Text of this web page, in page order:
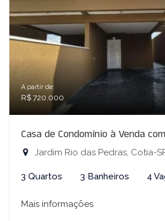
A partir de:
R$ 720.000
Casa de Condomínio à Venda
Jardim Rio das Pedras, Cotia-
3 Quartos 3 Banheiros 4
Mais informações